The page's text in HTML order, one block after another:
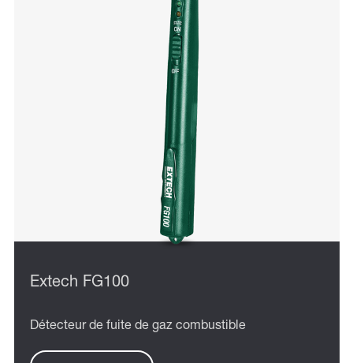
Extech FG100
Détecteur de fuite de gaz combustible